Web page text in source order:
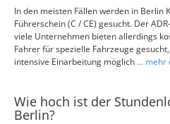
In den meisten Fällen werden in
Führerschein (C / CE) gesucht. Der
viele Unternehmen bieten allerdings
Fahrer für spezielle Fahrzeuge
intensive Einarbeitung möglich ...
Wie hoch ist der
Berlin?